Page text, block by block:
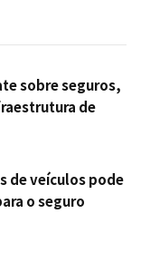
sobre seguros,
de
de veículos pode
o seguro